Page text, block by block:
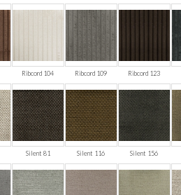
Ribcord 104 Ribcord 109 Ribcord 123
Silent 81 Silent 116 Silent 156